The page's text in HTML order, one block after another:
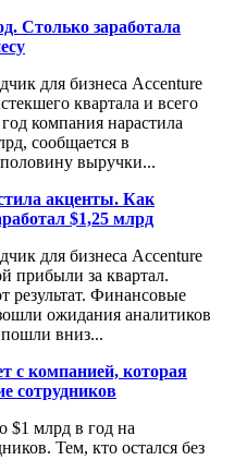
Столько заработала
для бизнеса Accenture
квартала и всего
компания нарастила
сообщается в
выручки...
акценты. Как
$1,25 млрд
для бизнеса Accenture
прибыли за квартал.
результат. Финансовые
ожидания аналитиков
вниз...
с компанией, которая
сотрудников
$1 млрд в год на
Тем, кто остался без